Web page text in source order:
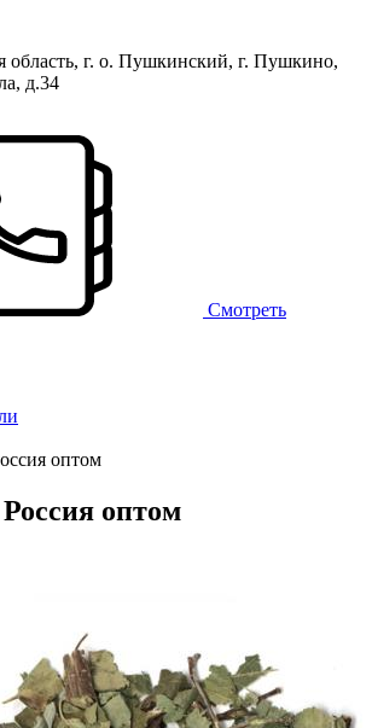
область, г. о. Пушкинский, г. Пушкино,
д.34
Смотреть
оптом
оптом